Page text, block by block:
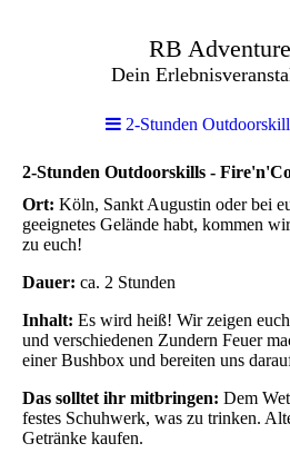
RB
Dein
2-Stunden
2-Stunden Outdoorskills -
Ort: Köln, Sankt Augustin oder bei
geeignetes Gelände habt, kommen
zu euch!
Dauer: ca. 2 Stunden
Inhalt: Es wird heiß! Wir zeigen
und verschiedenen Zundern Feuer
einer Bushbox und bereiten uns
Das solltet ihr mitbringen: Dem
festes Schuhwerk, was zu trinken.
Getränke kaufen.